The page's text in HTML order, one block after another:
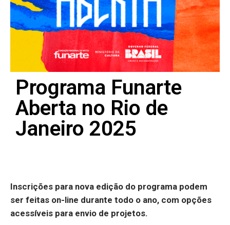
Programa Funarte
Aberta no Rio de
Janeiro 2025
Inscrições para nova edição do programa podem
ser feitas on-line durante todo o ano, com opções
acessíveis para envio de projetos.